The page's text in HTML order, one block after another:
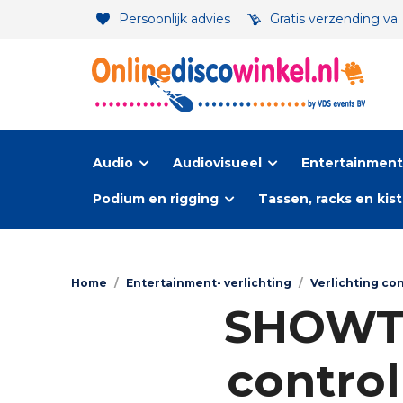
Persoonlijk advies Gratis verzending
Audio Audiovisueel
Podium en rigging Tassen, racks en
Home / Entertainment- verlichting / Verlichting